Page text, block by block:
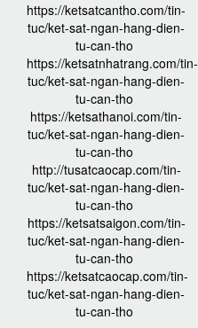
https://ketsatcantho.com/tin-
tuc/ket-sat-ngan-hang-dien-
tu-can-tho
https://ketsatnhatrang.com/tin-
tuc/ket-sat-ngan-hang-dien-
tu-can-tho
https://ketsathanoi.com/tin-
tuc/ket-sat-ngan-hang-dien-
tu-can-tho
http://tusatcaocap.com/tin-
tuc/ket-sat-ngan-hang-dien-
tu-can-tho
https://ketsatsaigon.com/tin-
tuc/ket-sat-ngan-hang-dien-
tu-can-tho
https://ketsatcaocap.com/tin-
tuc/ket-sat-ngan-hang-dien-
tu-can-tho